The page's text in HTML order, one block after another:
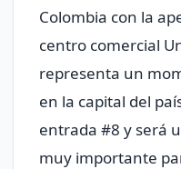
Colombia con la
centro comercial
representa un
en la capital del
entrada #8 y será
muy importante